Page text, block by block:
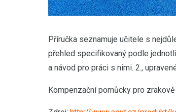
Příručka seznamuje učitele s
přehled specifikovaný podle
a návod pro práci s nimi. 2.,
Kompenzační pomůcky pro